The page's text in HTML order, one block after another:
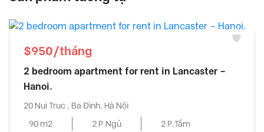
$950/tháng
2 bedroom apartment for rent in Lancaster –
Hanoi.
20 Nui Truc , Ba Đình, Hà Nội
90 m2
2 P.Ngủ 2 P.Tắm